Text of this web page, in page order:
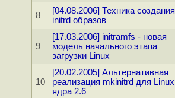
8
[04.08.2006] Техника создания
initrd образов
9
[17.03.2006] initramfs - новая
модель начального этапа
загрузки Linux
10
[20.02.2005] Альтернативная
реализация mkinitrd для Linux
ядра 2.6